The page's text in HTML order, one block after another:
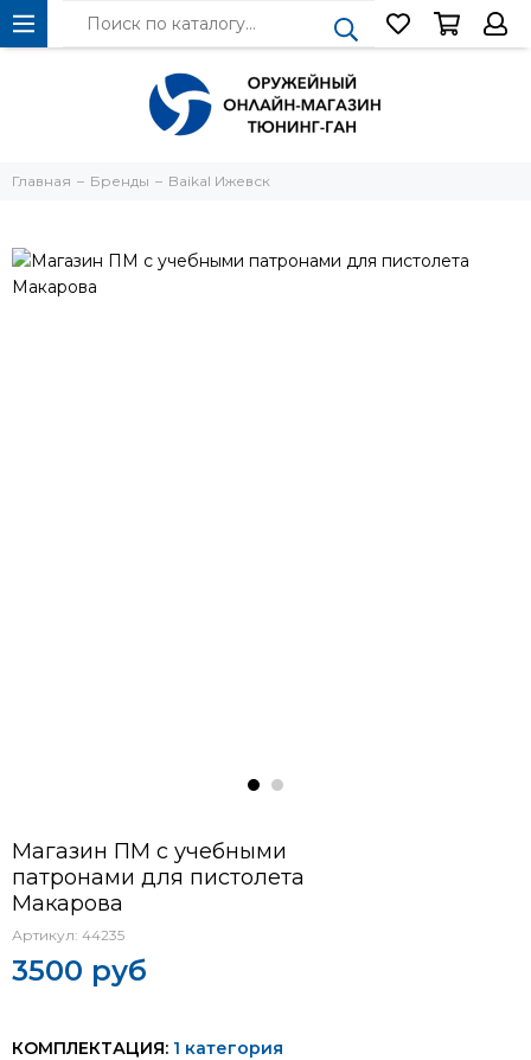
Главная Бренды Baikal Ижевск
Магазин ПМ с учебными
патронами для пистолета
Макарова
Артикул: 44235
3500 руб
КОМПЛЕКТАЦИЯ: 1 категория